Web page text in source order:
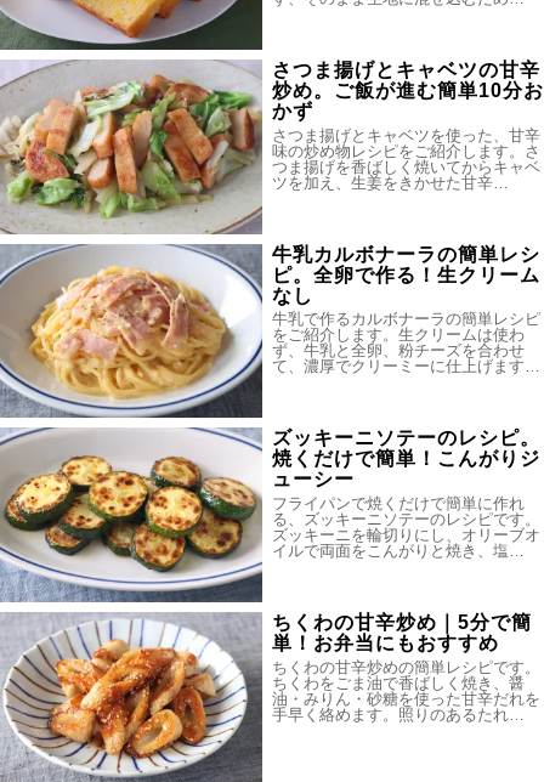
さつま揚げとキャベツの甘辛
炒め。ご飯が進む簡単10分お
かず
さつま揚げとキャベツを使った、甘辛
味の炒め物レシピをご紹介します。さ
つま揚げを香ばしく焼いてからキャベ
ツを加え、生姜をきかせた甘辛…
牛乳カルボナーラの簡単レシ
ピ。全卵で作る！生クリーム
なし
牛乳で作るカルボナーラの簡単レシピ
をご紹介します。生クリームは使わ
ず、牛乳と全卵、粉チーズを合わせ
て、濃厚でクリーミーに仕上げます…
ズッキーニソテーのレシピ。
焼くだけで簡単！こんがりジ
ューシー
フライパンで焼くだけで簡単に作れ
る、ズッキーニソテーのレシピです。
ズッキーニを輪切りにし、オリーブオ
イルで両面をこんがりと焼き、塩…
ちくわの甘辛炒め｜5分で簡
単！お弁当にもおすすめ
ちくわの甘辛炒めの簡単レシピです。
ちくわをごま油で香ばしく焼き、醤
油・みりん・砂糖を使った甘辛だれを
手早く絡めます。照りのあるたれ…